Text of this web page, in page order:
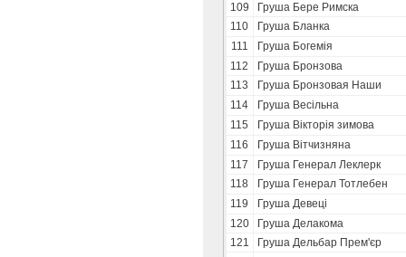
109
Груша Бере Римска
110
Груша Бланка
111
Груша Богемія
112
Груша Бронзова
113
Груша Бронзовая Наши
114
Груша Весільна
115
Груша Вікторія зимова
116
Груша Вітчизняна
117
Груша Генерал Леклерк
118
Груша Генерал Тотлебен
119
Груша Девеці
120
Груша Делакома
121
Груша Дельбар Прем'єр